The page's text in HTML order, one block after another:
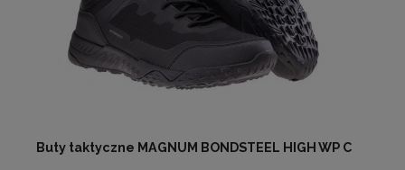
Buty taktyczne MAGNUM BONDSTEEL HIGH WP C